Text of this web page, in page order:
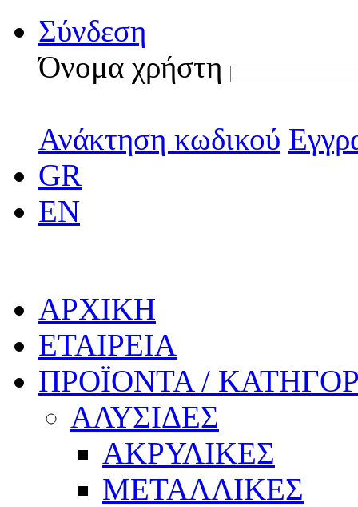
Σύνδεση
Όνομα χρήστη
Ανάκτηση κωδικού
GR
EN
ΑΡΧΙΚΗ
ΕΤΑΙΡΕΙΑ
ΠΡΟΪΟΝΤΑ /
ΑΛΥΣΙΔΕΣ
ΑΚΡΥΛΙΚΕΣ
ΜΕΤΑΛΛΙΚΕΣ